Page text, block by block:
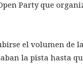
Party que
el volumen de
la pista hasta